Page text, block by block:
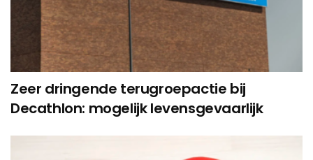
Zeer dringende terugroepactie bij
Decathlon: mogelijk levensgevaarlijk